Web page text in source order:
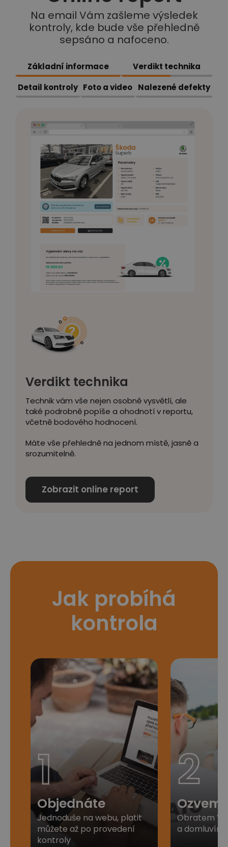
Na email Vám zašleme výsledek
kontroly, kde bude vše přehledně
sepsáno a nafoceno.
Základní informace
Verdikt technika
Detail kontroly Foto a video Nalezené defekty
Verdikt technika
Technik vám vše nejen osobně vysvětlí, ale
také podrobně popíše a ohodnotí v reportu,
včetně bodového hodnocení.
Máte vše přehledně na jednom místě, jasně a
srozumitelně.
Zobrazit online report
Jak probíhá
kontrola
1
Objednáte
Jednoduše na webu, platit
můžete až po provedení
kontroly​
2
Obratem
a